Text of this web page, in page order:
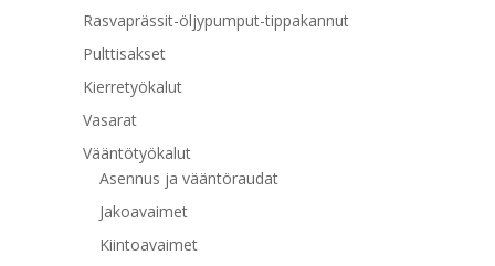
Rasvaprässit-öljypumput-tippakannut
Pulttisakset
Kierretyökalut
Vasarat
Vääntötyökalut
Asennus ja vääntöraudat
Jakoavaimet
Kiintoavaimet